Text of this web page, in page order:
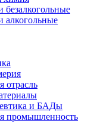
безалкогольные
алкогольные
отрасль
и БАДы
промышленность